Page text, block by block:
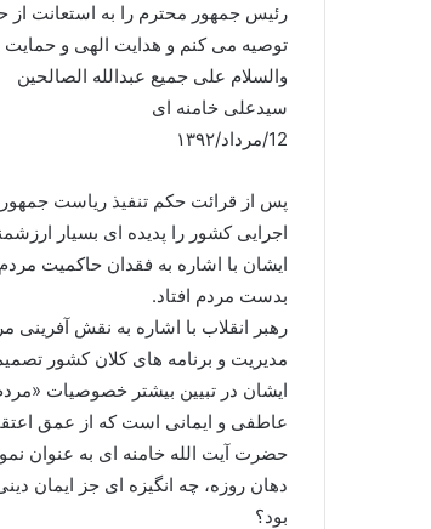
رئیس جمهور محترم را به استعانت از
توصیه می کنم و هدایت الهی و حمایت
والسلام علی جمیع عبدالله الصالحین
سیدعلی خامنه ای
12/مرداد/۱۳۹۲
پس از قرائت حکم تنفیذ ریاست
اجرایی کشور را پدیده ای بسیار
ایشان با اشاره به فقدان حاکمیت
بدست مردم افتاد.
مدیریت و برنامه های کلان کشور
ایشان در تبیین بیشتر خصوصیات
عاطفی و ایمانی است که از عمق
حضرت آیت الله خامنه ای به عنوان
دهان روزه، چه انگیزه ای جز ایمان
بود؟